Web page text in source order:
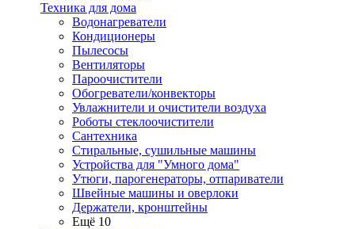
Техника для дома
Водонагреватели
Кондиционеры
Пылесосы
Вентиляторы
Пароочистители
Обогреватели/конвекторы
Увлажнители и очистители воздуха
Роботы стеклоочистители
Сантехника
Стиральные, сушильные машины
Устройства для "Умного дома"
Утюги, парогенераторы, отпариватели
Швейные машины и оверлоки
Держатели, кронштейны
Ещё 10